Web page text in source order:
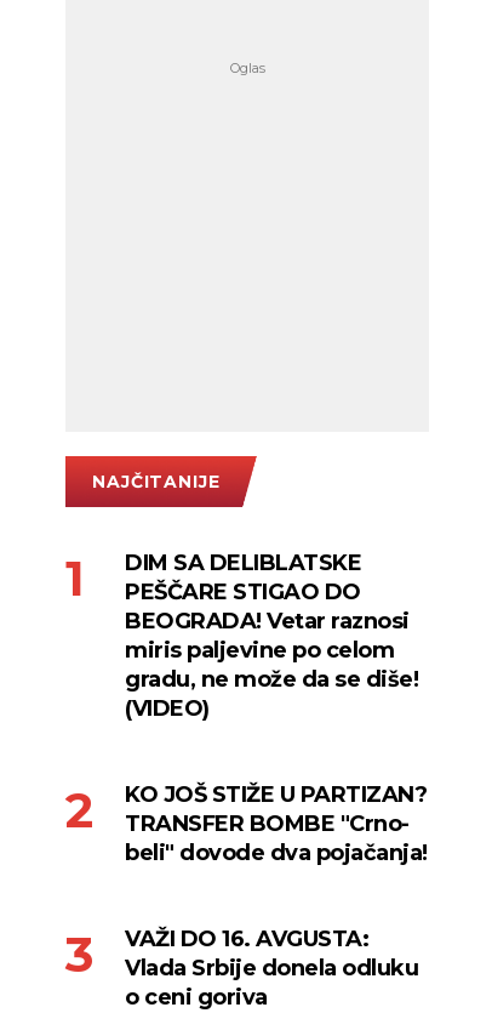
NAJČITANIJE
DIM SA DELIBLATSKE
PEŠČARE STIGAO DO
BEOGRADA! Vetar raznosi
miris paljevine po celom
gradu, ne može da se diše!
(VIDEO)
KO JOŠ STIŽE U PARTIZAN?
TRANSFER BOMBE "Crno-
beli" dovode dva pojačanja!
VAŽI DO 16. AVGUSTA:
Vlada Srbije donela odluku
o ceni goriva